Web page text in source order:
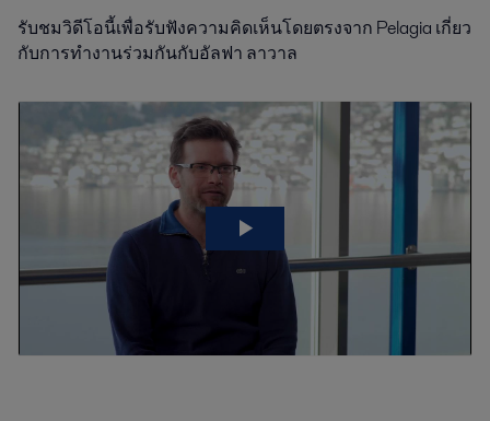
รับชมวิดีโอนี้เพื่อรับฟังความคิดเห็นโดยตรงจาก Pelagia เกี่ยว
กับการทำงานร่วมกันกับอัลฟา ลาวาล